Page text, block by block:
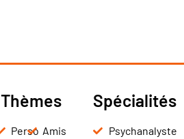
Thèmes
Perso Amis
Spécialités
Psychanalyste